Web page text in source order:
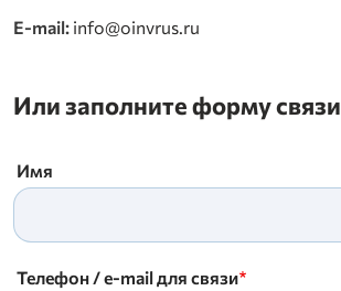
E-mail: info@oinvrus.ru
Или заполните форму связи
Имя
Телефон / e-mail для связи